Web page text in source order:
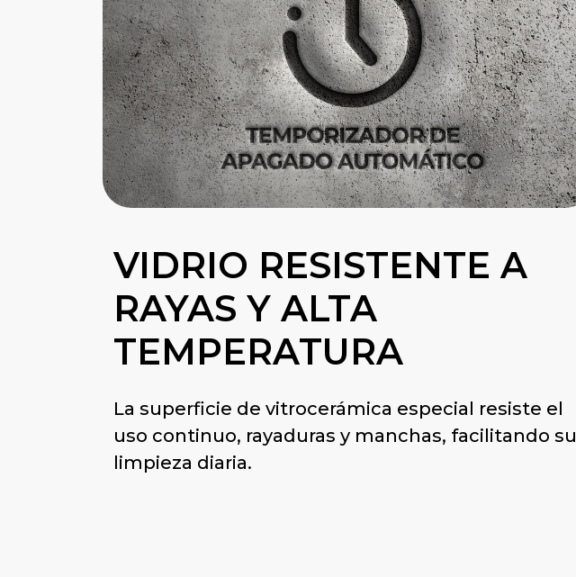
VIDRIO RESISTENTE A
RAYAS Y ALTA
TEMPERATURA
La superficie de vitrocerámica especial resiste el
uso continuo, rayaduras y manchas, facilitando su
limpieza diaria.